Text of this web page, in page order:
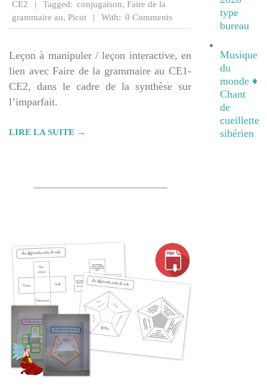
CE2 Tagged: conjugaison, Faire de la
grammaire au, Picot With: 0 Comments
Leçon à manipuler / leçon interactive, en
lien avec Faire de la grammaire au CE1-
CE2, dans le cadre de la synthèse sur
l’imparfait.
LIRE LA SUITE →
type
bureau
Musique
du
monde ♦
Chant
de
cueillette
sibérien